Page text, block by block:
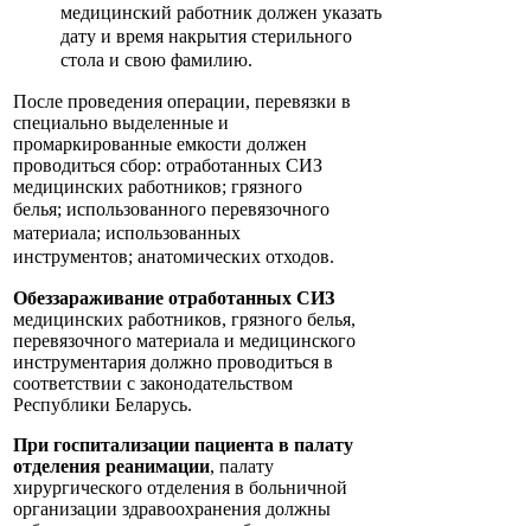
медицинский работник должен указать
дату и время накрытия стерильного
стола и свою фамилию.
После проведения операции, перевязки в
специально выделенные и
промаркированные емкости должен
проводиться сбор: отработанных СИЗ
медицинских работников; грязного
белья; использованного перевязочного
материала; использованных
инструментов; анатомических отходов.
Обеззараживание отработанных СИЗ
медицинских работников, грязного белья,
перевязочного материала и медицинского
инструментария должно проводиться в
соответствии с законодательством
Республики Беларусь.
При госпитализации пациента в палату
отделения реанимации, палату
хирургического отделения в больничной
организации здравоохранения должны